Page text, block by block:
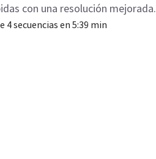
con una resolución mejorada.
secuencias en 5:39 min